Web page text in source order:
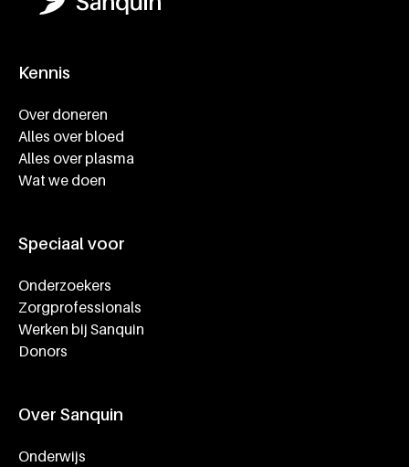
Kennis
Over doneren
Alles over bloed
Alles over plasma
Wat we doen
Speciaal voor
Onderzoekers
Zorgprofessionals
Werken bij Sanquin
Donors
Over Sanquin
Onderwijs